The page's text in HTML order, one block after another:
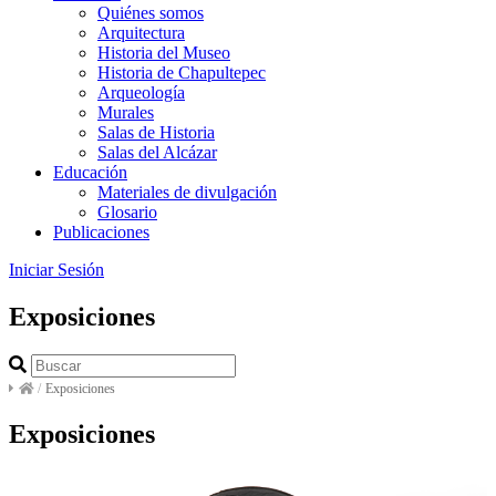
Quiénes somos
Arquitectura
Historia del Museo
Historia de Chapultepec
Arqueología
Murales
Salas de Historia
Salas del Alcázar
Educación
Materiales de divulgación
Glosario
Publicaciones
Iniciar Sesión
Exposiciones
/ Exposiciones
Exposiciones